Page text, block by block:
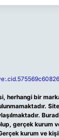
herhangi bir
gerçek kurum
kurum ve